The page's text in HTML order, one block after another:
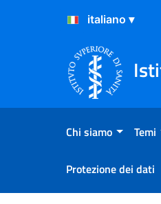
Salta al Contenuto
Salta al Footer
Chi siamo Temi
Protezione dei dati